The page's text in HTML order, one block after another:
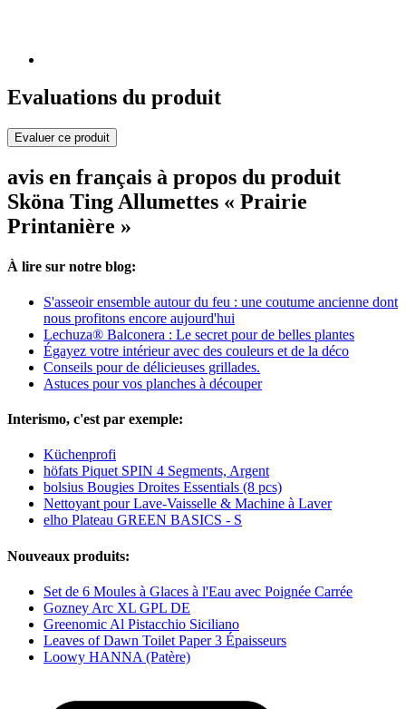
Evaluations du produit
Evaluer ce produit
avis en français à propos du produit
Sköna Ting Allumettes « Prairie
Printanière »
À lire sur notre blog:
S'asseoir ensemble autour du feu : une coutume ancienne dont
nous profitons encore aujourd'hui
Lechuza® Balconera : Le secret pour de belles plantes
Égayez votre intérieur avec des couleurs et de la déco
Conseils pour de délicieuses grillades.
Astuces pour vos planches à découper
Interismo, c'est par exemple:
Küchenprofi
höfats Piquet SPIN 4 Segments, Argent
bolsius Bougies Droites Essentials (8 pcs)
Nettoyant pour Lave-Vaisselle & Machine à Laver
elho Plateau GREEN BASICS - S
Nouveaux produits:
Set de 6 Moules à Glaces à l'Eau avec Poignée Carrée
Gozney Arc XL GPL DE
Greenomic Al Pistacchio Siciliano
Leaves of Dawn Toilet Paper 3 Épaisseurs
Loowy HANNA (Patère)